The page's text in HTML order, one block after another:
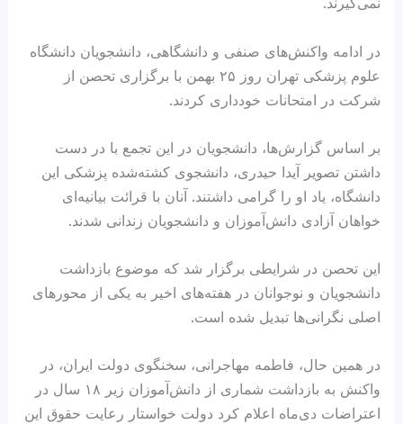
در ادامه واکنش‌های صنفی و دانشگاهی، دانشجویان دانشگاه
علوم پزشکی تهران روز ۲۵ بهمن با برگزاری تحصن از
شرکت در امتحانات خودداری کردند.
بر اساس گزارش‌ها، دانشجویان در این تجمع با در دست
داشتن تصویر آیدا حیدری، دانشجوی کشته‌شده پزشکی این
دانشگاه، یاد او را گرامی داشتند. آنان با قرائت بیانیه‌ای
خواهان آزادی دانش‌آموزان و دانشجویان زندانی شدند.
این تحصن در شرایطی برگزار شد که موضوع بازداشت
دانشجویان و نوجوانان در هفته‌های اخیر به یکی از محورهای
اصلی نگرانی‌ها تبدیل شده است.
در همین حال، فاطمه مهاجرانی، سخنگوی دولت ایران، در
واکنش به بازداشت شماری از دانش‌آموزان زیر ۱۸ سال در
اعتراضات دی‌ماه اعلام کرد دولت خواستار رعایت حقوق این